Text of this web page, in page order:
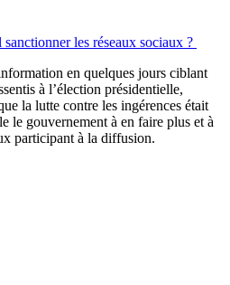
les réseaux sociaux ?
en quelques jours ciblant
à l’élection présidentielle,
la lutte contre les ingérences était
le gouvernement à en faire plus et à
participant à la diffusion.